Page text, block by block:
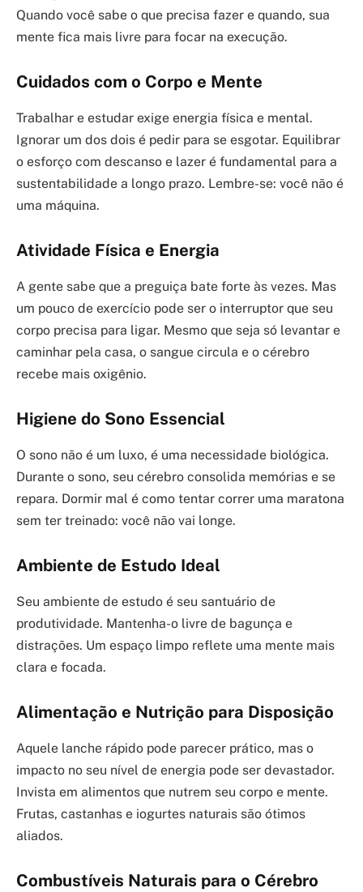
Quando você sabe o que precisa fazer e quando, sua
mente fica mais livre para focar na execução.
Cuidados com o Corpo e Mente
Trabalhar e estudar exige energia física e mental.
Ignorar um dos dois é pedir para se esgotar. Equilibrar
o esforço com descanso e lazer é fundamental para a
sustentabilidade a longo prazo. Lembre-se: você não é
uma máquina.
Atividade Física e Energia
A gente sabe que a preguiça bate forte às vezes. Mas
um pouco de exercício pode ser o interruptor que seu
corpo precisa para ligar. Mesmo que seja só levantar e
caminhar pela casa, o sangue circula e o cérebro
recebe mais oxigênio.
Higiene do Sono Essencial
O sono não é um luxo, é uma necessidade biológica.
Durante o sono, seu cérebro consolida memórias e se
repara. Dormir mal é como tentar correr uma maratona
sem ter treinado: você não vai longe.
Ambiente de Estudo Ideal
Seu ambiente de estudo é seu santuário de
produtividade. Mantenha-o livre de bagunça e
distrações. Um espaço limpo reflete uma mente mais
clara e focada.
Alimentação e Nutrição para Disposição
Aquele lanche rápido pode parecer prático, mas o
impacto no seu nível de energia pode ser devastador.
Invista em alimentos que nutrem seu corpo e mente.
Frutas, castanhas e iogurtes naturais são ótimos
aliados.
Combustíveis Naturais para o Cérebro